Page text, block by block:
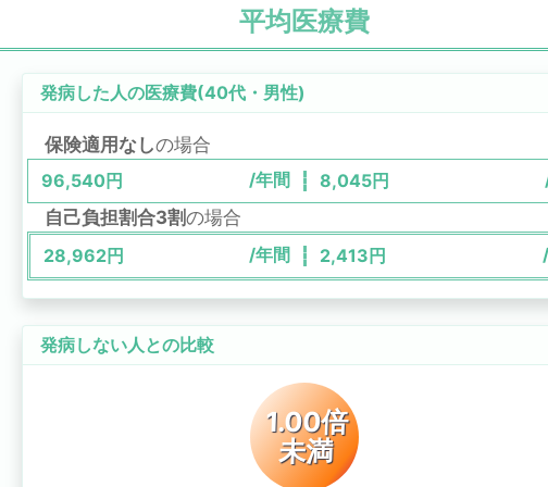
平均医療費
発病した人の医療費(40代・ 男性)
保険適用なしの場合
96,540円 /年間 8,045円
自己負担割合3割の場合
28,962円 /年間 2,413円
発病しない人との比較
1.00倍
未満